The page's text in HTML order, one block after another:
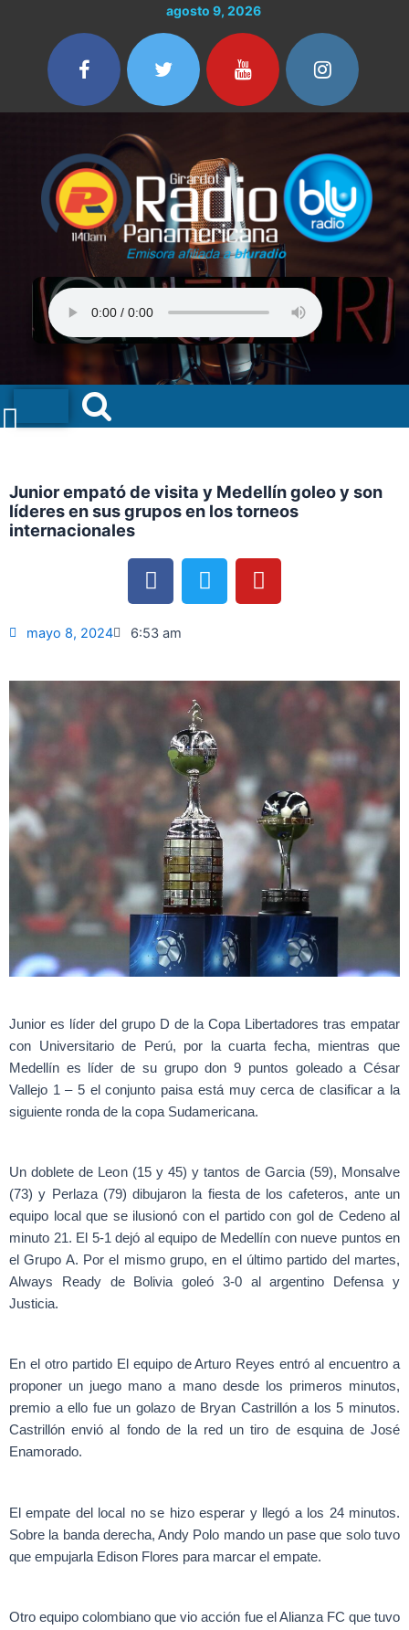
contenido
agosto 9, 2026
Menu
Junior empató de visita y Medellín goleo y son
líderes en sus grupos en los torneos
internacionales
F
a
c
e
o
T
w
i
Y
o
u
e
mayo 8, 2024 6:53 am
Junior es líder del grupo D de la Copa Libertadores tras empatar
con Universitario de Perú, por la cuarta fecha, mientras que
Medellín es líder de su grupo don 9 puntos goleado a César
Vallejo 1 – 5 el conjunto paisa está muy cerca de clasificar a la
siguiente ronda de la copa Sudamericana.
Un doblete de Leon (15 y 45) y tantos de Garcia (59), Monsalve
(73) y Perlaza (79) dibujaron la fiesta de los cafeteros, ante un
equipo local que se ilusionó con el partido con gol de Cedeno al
minuto 21. El 5-1 dejó al equipo de Medellín con nueve puntos en
el Grupo A. Por el mismo grupo, en el último partido del martes,
Always Ready de Bolivia goleó 3-0 al argentino Defensa y
Justicia.
En el otro partido El equipo de Arturo Reyes entró al encuentro a
proponer un juego mano a mano desde los primeros minutos,
premio a ello fue un golazo de Bryan Castrillón a los 5 minutos.
Castrillón envió al fondo de la red un tiro de esquina de José
Enamorado.
El empate del local no se hizo esperar y llegó a los 24 minutos.
Sobre la banda derecha, Andy Polo mando un pase que solo tuvo
que empujarla Edison Flores para marcar el empate.
Otro equipo colombiano que vio acción fue el Alianza FC que tuvo